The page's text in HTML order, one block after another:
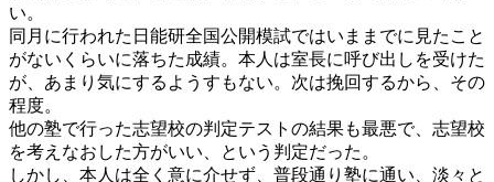
い。
同月に行われた日能研全国公開模試ではいままでに見たこと
がないくらいに落ちた成績。本人は室長に呼び出しを受けた
が、あまり気にするようすもない。次は挽回するから、その
程度。
他の塾で行った志望校の判定テストの結果も最悪で、志望校
を考えなおした方がいい、という判定だった。
しかし、本人は全く意に介せず、普段通り塾に通い、淡々と